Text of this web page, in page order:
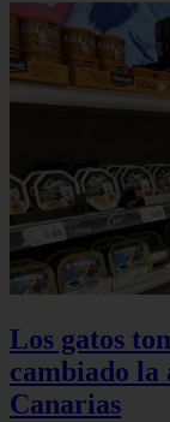
Los gatos
cambiado la
Canarias